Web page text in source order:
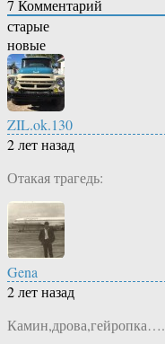
7 Комментарий
старые
новые
ZIL.ok.130
2 лет назад
Отакая трагедь:
Gena
2 лет назад
Камин,дрова,гейропка….